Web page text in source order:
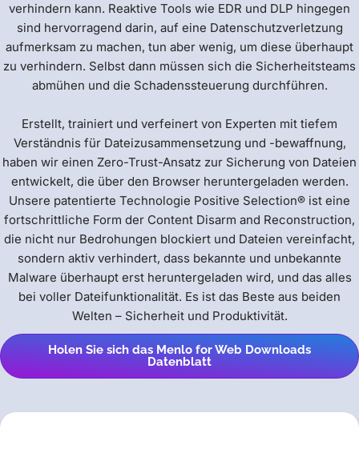
verhindern kann. Reaktive Tools wie EDR und DLP hingegen
sind hervorragend darin, auf eine Datenschutzverletzung
aufmerksam zu machen, tun aber wenig, um diese überhaupt
zu verhindern. Selbst dann müssen sich die Sicherheitsteams
abmühen und die Schadenssteuerung durchführen.
Erstellt, trainiert und verfeinert von Experten mit tiefem
Verständnis für Dateizusammensetzung und -bewaffnung,
haben wir einen Zero-Trust-Ansatz zur Sicherung von Dateien
entwickelt, die über den Browser heruntergeladen werden.
Unsere patentierte Technologie Positive Selection® ist eine
fortschrittliche Form der Content Disarm and Reconstruction,
die nicht nur Bedrohungen blockiert und Dateien vereinfacht,
sondern aktiv verhindert, dass bekannte und unbekannte
Malware überhaupt erst heruntergeladen wird, und das alles
bei voller Dateifunktionalität. Es ist das Beste aus beiden
Welten – Sicherheit und Produktivität.
Holen Sie sich das Menlo for Web Downloads
Datenblatt